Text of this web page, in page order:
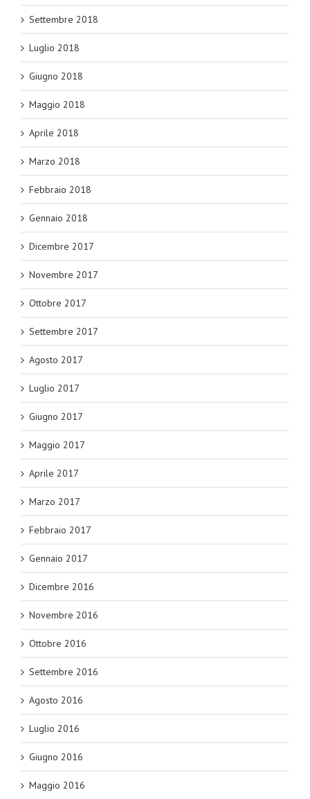
Settembre 2018
Luglio 2018
Giugno 2018
Maggio 2018
Aprile 2018
Marzo 2018
Febbraio 2018
Gennaio 2018
Dicembre 2017
Novembre 2017
Ottobre 2017
Settembre 2017
Agosto 2017
Luglio 2017
Giugno 2017
Maggio 2017
Aprile 2017
Marzo 2017
Febbraio 2017
Gennaio 2017
Dicembre 2016
Novembre 2016
Ottobre 2016
Settembre 2016
Agosto 2016
Luglio 2016
Giugno 2016
Maggio 2016